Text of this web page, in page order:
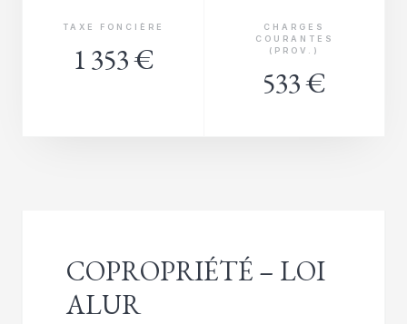
TAXE FONCIÈRE
1 353 €
CHARGES
COURANTES
(PROV.)
533 €
COPROPRIÉTÉ – LOI
ALUR